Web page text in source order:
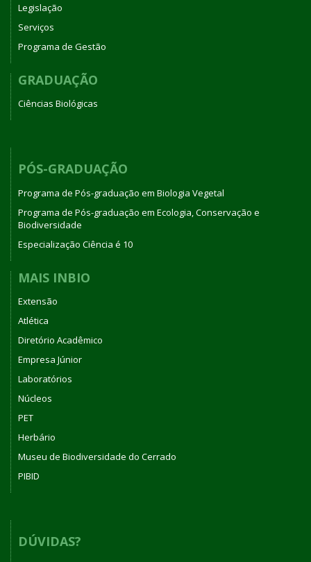
Legislação
Serviços
Programa de Gestão
GRADUAÇÃO
Ciências Biológicas
PÓS-GRADUAÇÃO
Programa de Pós-graduação em Biologia Vegetal
Programa de Pós-graduação em Ecologia, Conservação e
Biodiversidade
Especialização Ciência é 10
MAIS INBIO
Extensão
Atlética
Diretório Acadêmico
Empresa Júnior
Laboratórios
Núcleos
PET
Herbário
Museu de Biodiversidade do Cerrado
PIBID
DÚVIDAS?